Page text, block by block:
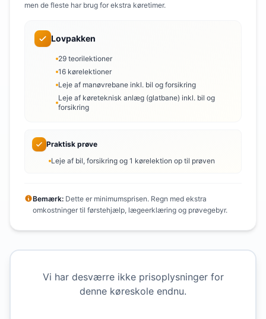
men de fleste har brug for ekstra køretimer.
Lovpakken
29 teorilektioner
16 kørelektioner
Leje af manøvrebane inkl. bil og forsikring
Leje af køreteknisk anlæg (glatbane) inkl. bil og
forsikring
Praktisk prøve
Leje af bil, forsikring og 1 kørelektion op til prøven
Bemærk: Dette er minimumsprisen. Regn med ekstra
omkostninger til førstehjælp, lægeerklæring og prøvegebyr.
Vi har desværre ikke prisoplysninger for
denne køreskole endnu.